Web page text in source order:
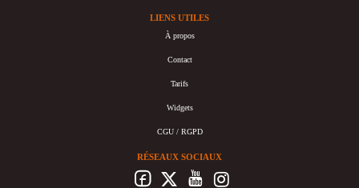
LIENS UTILES
À propos
Contact
Tarifs
Widgets
CGU / RGPD
RÉSEAUX SOCIAUX